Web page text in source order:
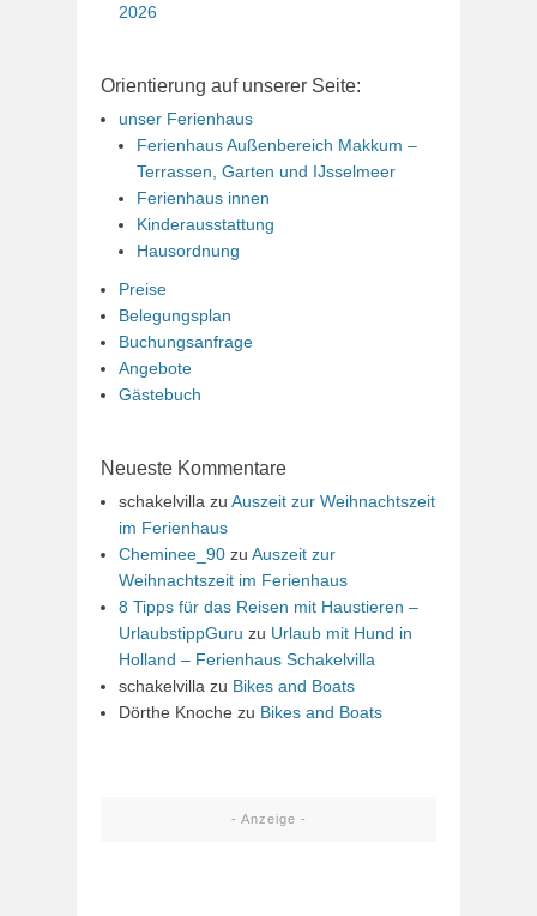
2026
Orientierung auf unserer Seite:
unser Ferienhaus
Ferienhaus Außenbereich Makkum –
Terrassen, Garten und IJsselmeer
Ferienhaus innen
Kinderausstattung
Hausordnung
Preise
Belegungsplan
Buchungsanfrage
Angebote
Gästebuch
Neueste Kommentare
schakelvilla zu Auszeit zur Weihnachtszeit
im Ferienhaus
Cheminee_90 zu Auszeit zur
Weihnachtszeit im Ferienhaus
8 Tipps für das Reisen mit Haustieren –
UrlaubstippGuru zu Urlaub mit Hund in
Holland – Ferienhaus Schakelvilla
schakelvilla zu Bikes and Boats
Dörthe Knoche zu Bikes and Boats
- Anzeige -